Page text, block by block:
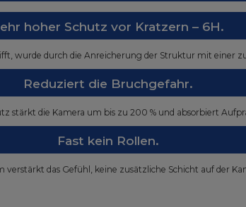
hoher Schutz vor Kratzern – 6H.
wurde durch die Anreicherung der Struktur mit einer
Reduziert die Bruchgefahr.
stärkt die Kamera um bis zu 200 % und absorbiert
Fast kein Rollen.
verstärkt das Gefühl, keine zusätzliche Schicht auf der